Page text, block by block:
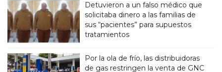
Detuvieron a un falso médico que
solicitaba dinero a las familias de
sus “pacientes” para supuestos
tratamientos
Por la ola de frío, las distribuidoras
de gas restringen la venta de GNC